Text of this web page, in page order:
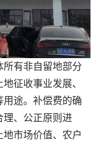
有非自留地部分
征收事业发展、
途。补偿费的确
理、公正原则进
市场价值、农户